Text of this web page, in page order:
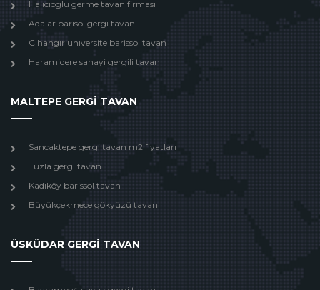
Halıcıoglu germe tavan firması
Adalar barisol gergi tavan
Cıhangır unıversite barissol tavan
Haramidere sanayi gergili tavan
MALTEPE GERGİ TAVAN
Sancaktepe gergi tavan m2 fiyatları
Tuzla gergi tavan
Kadıköy barissol tavan
Büyükçekmece gökyüzü tavan
ÜSKÜDAR GERGİ TAVAN